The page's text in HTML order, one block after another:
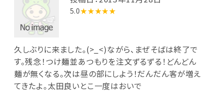
5.0★★★★★
久しぶりに来ました。(>_<)ながら、まぜそばは終了で
す。残念！つけ麺並あつもりを注文ずるずる！どんどん
麺が無くなる。次は昼の部にしよう！だんだん客が増え
てきたよ。太田良いとこ一度はおいで